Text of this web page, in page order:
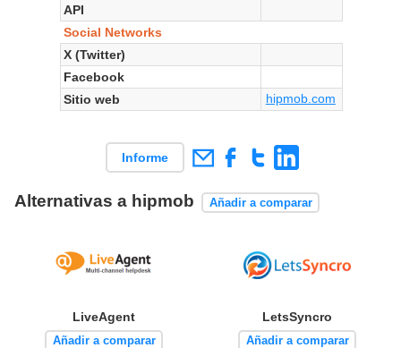
API
Social Networks
X (Twitter)
Facebook
Sitio web
hipmob.com
Informe
Alternativas a hipmob Añadir a comparar
LiveAgent
Añadir a comparar
LetsSyncro
Añadir a comparar